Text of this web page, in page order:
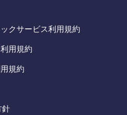
クサービス利用規約
用規約
規約